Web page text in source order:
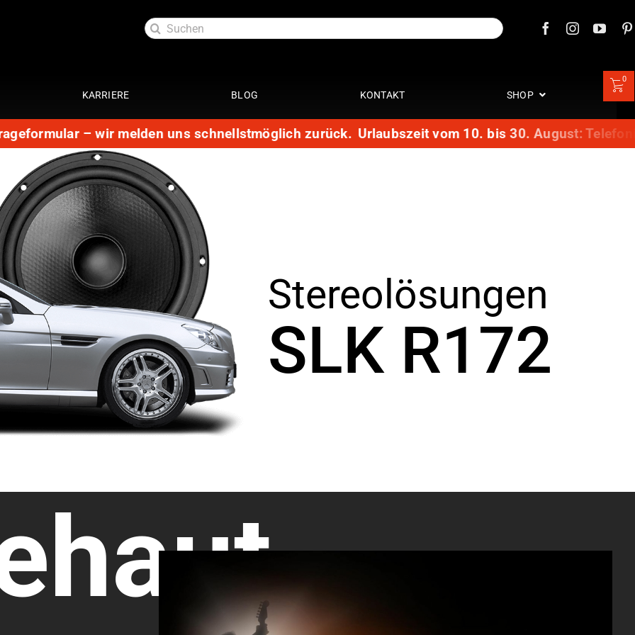
Suche
nach:
4 Zylinder
6 Zylinder
Dachmodul
Performance
Leistungssteigerung
Getriebeoptimierung
KARRIERE BLOG KONTAKT SHOP
0
– wir melden uns schnellstmöglich zurück. Urlaubszeit vom 10. bis 30. August: Telefonisch
Stereolösungen
SLK R172